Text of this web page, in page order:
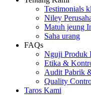
Testimonials
Niley
Matuh jeung
Saha urang
FAQs
Nguji Produk
Etika &
Audit Pabrik
Quality
Taros Kami